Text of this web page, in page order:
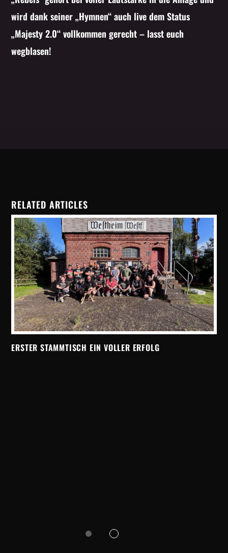
wird dank seiner „Hymnen“ auch live dem Status
„Majesty 2.0“ vollkommen gerecht – lasst euch
wegblasen!
RELATED ARTICLES
ERSTER STAMMTISCH EIN VOLLER ERFOLG